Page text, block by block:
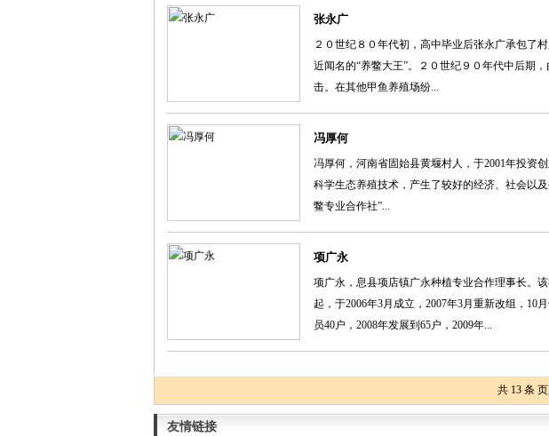
张永广
２０世纪８０年代初，高中毕业后张永广承包了
近闻名的“养鳖大王”。２０世纪９０年代中后期
击。在其他甲鱼养殖场纷...
冯厚何
冯厚何，河南省固始县黄堰村人，于2001年投资
科学生态养殖技术，产生了较好的经济、社会以
鳖专业合作社”...
项广永
项广永，息县项店镇广永种植专业合作理事长。
起，于2006年3月成立，2007年3月重新改组，10
员40户，2008年发展到65户，2009年...
共 13 条
友情链接